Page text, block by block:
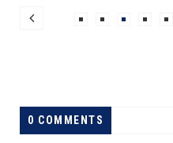
0 COMMENTS